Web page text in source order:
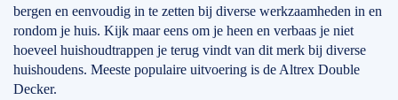
bergen en eenvoudig in te zetten bij diverse werkzaamheden in en
rondom je huis. Kijk maar eens om je heen en verbaas je niet
hoeveel huishoudtrappen je terug vindt van dit merk bij diverse
huishoudens. Meeste populaire uitvoering is de Altrex Double
Decker.